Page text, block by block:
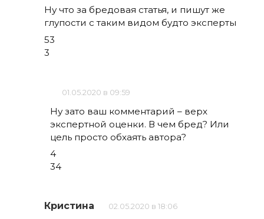
Ну что за бредовая статья, и пишут же
глупости с таким видом будто эксперты
53
3
01.05.2020 в 09:59
Ну зато ваш комментарий – верх
экспертной оценки. В чем бред? Или
цель просто обхаять автора?
4
34
Кристина 02.05.2020 в 18:06